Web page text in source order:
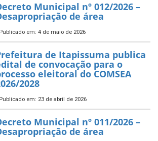
Municipal nº 012/2026 –
de área
Publicado em: 4 de maio de 2026
de Itapissuma publica
de convocação para o
eleitoral do COMSEA
2028
Publicado em: 23 de abril de 2026
Municipal nº 011/2026 –
de área